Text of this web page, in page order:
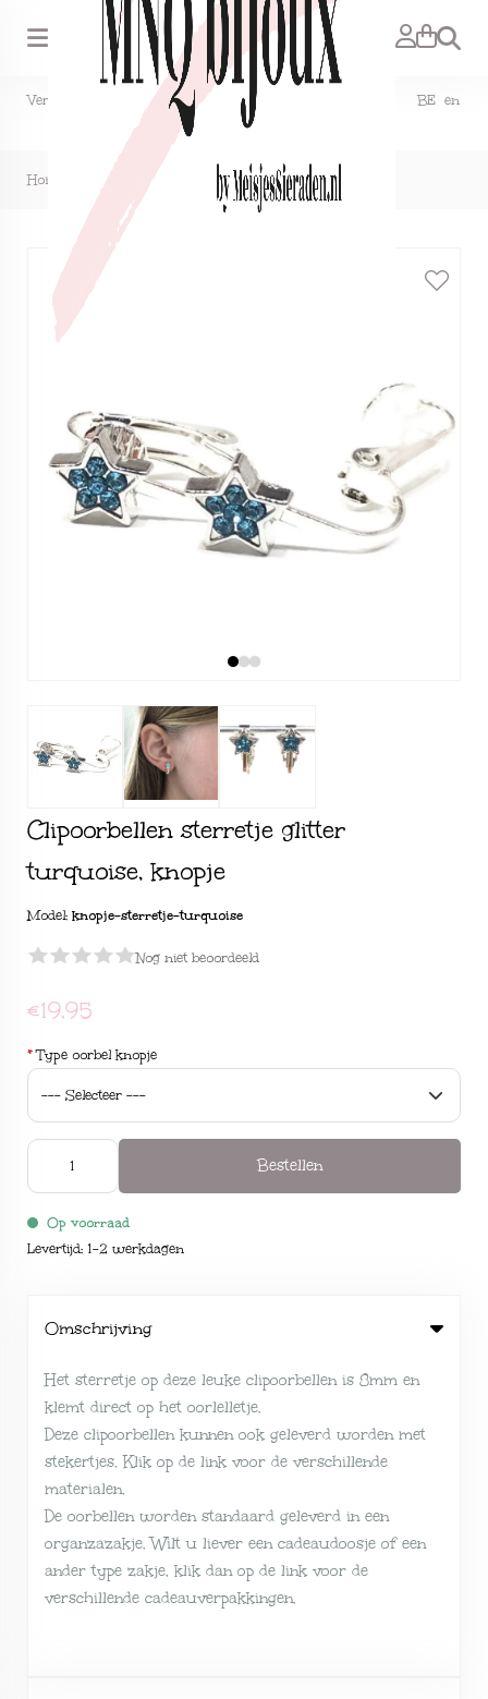
Zoeken
Verzendkosten NL €1,50, GRATIS bij bestelling vanaf €15. BE en
DE €2,95, GRATIS verzenden vanaf €50.
Home Clipoorbellen sterretje glitter turquoise, knopje
Clipoorbellen sterretje glitter
turquoise, knopje
Model: knopje-sterretje-turquoise
Nog niet beoordeeld
€19,95
*Type oorbel knopje
Bestellen
Op voorraad
Levertijd: 1-2 werkdagen
Omschrijving
Het sterretje op deze leuke clipoorbellen is 8mm en
klemt direct op het oorlelletje.
Deze clipoorbellen kunnen ook geleverd worden met
stekertjes. Klik op de link voor de verschillende
materialen.
De oorbellen worden standaard geleverd in een
organzazakje. Wilt u liever een cadeaudoosje of een
ander type zakje, klik dan op de link voor de
verschillende cadeauverpakkingen.